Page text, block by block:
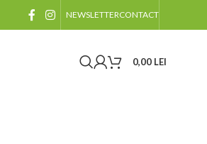
NEWSLETTERCONTACT
0,00 LEI